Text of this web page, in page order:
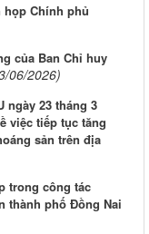
Chính phủ
của Ban Chỉ huy
06/2026)
ngày 23 tháng 3
việc tiếp tục tăng
sản trên địa
trong công tác
thành phố Đồng Nai